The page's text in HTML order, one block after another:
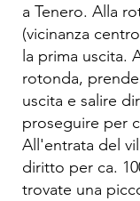
a Tenero. Alla
(vicinanza
la prima uscita.
rotonda,
uscita e salire
proseguire per
All'entrata del
diritto per ca.
trovate una